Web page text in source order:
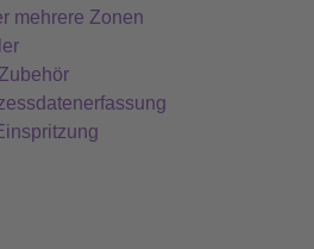
mehrere Zonen